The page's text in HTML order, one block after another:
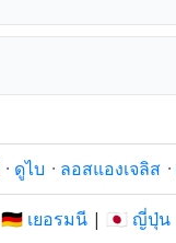
· ดูไบ · ลอสแองเจลิส ·
🇩🇪 เยอรมนี | 🇯🇵 ญี่ปุ่น